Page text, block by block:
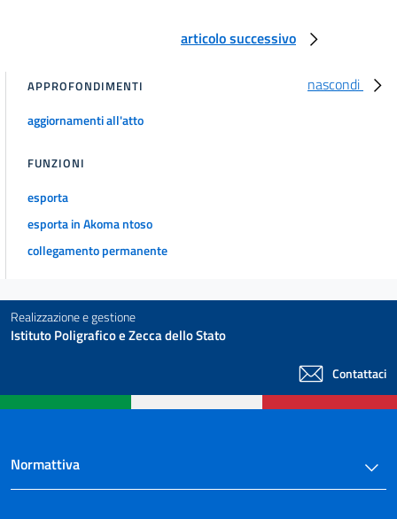
articolo successivo
nascondi
APPROFONDIMENTI
aggiornamenti all'atto
FUNZIONI
esporta
esporta in Akoma ntoso
collegamento permanente
Realizzazione e gestione
Istituto Poligrafico e Zecca dello Stato
Contattaci
Normattiva